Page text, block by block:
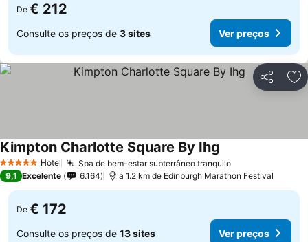
De € 212
Consulte os preços de 3 sites Ver preços
Partilhar
5 Estrelas Hotel Spa de bem-estar subterrâneo tranquilo
Kimpton Charlotte Square By Ihg
9,1 Excelente 6.164 a 1.2 km de Edinburgh Marathon Festival
De € 172
Consulte os preços de 13 sites Ver preços